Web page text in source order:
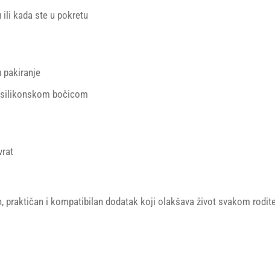
ili kada ste u pokretu
pakiranje
bočicom
praktičan i kompatibilan dodatak koji olakšava život svakom